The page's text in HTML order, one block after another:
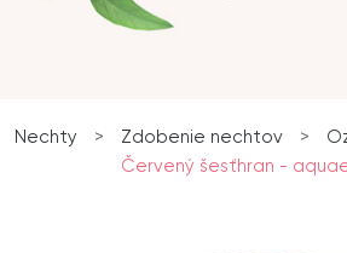
Nechty > Zdobenie nechtov >
Červený šesťhran -